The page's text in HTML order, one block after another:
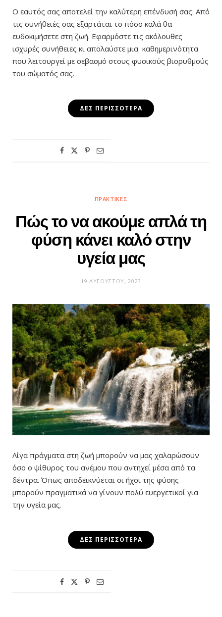
Ο εαυτός σας αποτελεί την καλύτερη επένδυσή σας. Από
τις συνήθειές σας εξαρτάται το πόσο καλά θα
ευδοκιμήσετε στη ζωή. Εφαρμόστε τις ακόλουθες
ισχυρές συνήθειες κι απολαύστε μια καθημερινότητα
που λειτουργεί με σεβασμό στους φυσικούς βιορυθμούς
του σώματός σας.
ΔΕΣ ΠΕΡΙΣΣΌΤΕΡΑ
ΠΡΑΚΤΙΚΈΣ
Πώς το να ακούμε απλά τη
φύση κάνει καλό στην
υγεία μας
19 ΑΥΓΟΎΣΤΟΥ, 2023
Λίγα πράγματα στη ζωή μπορούν να μας χαλαρώσουν
όσο ο ψίθυρος του ανέμου που αντηχεί μέσα από τα
δέντρα. Όπως αποδεικνύεται οι ήχοι της φύσης
μπορούν πραγματικά να γίνουν πολύ ευεργετικοί για
την υγεία μας.
ΔΕΣ ΠΕΡΙΣΣΌΤΕΡΑ